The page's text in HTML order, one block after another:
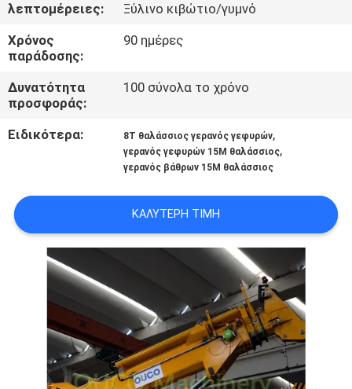
ΕΡΓΟΣΤΆΣΙΟ
ΈΛΕΓΧΟΣ
ΠΟΙΌΤΗΤΑΣ
ΥΠΟΘΈΣΕΙΣ
CONTACT
SITEMAP
ΠΟΛΙΤΙΚΉ
λεπτομέρειες:
Ξύλινο κιβώτιο/γυμνό
Χρόνος
παράδοσης:
90 ημέρες
Δυνατότητα
προσφοράς:
100 σύνολα το χρόνο
Ειδικότερα: 8T θαλάσσιος γερανός γεφυρών,
γερανός γεφυρών 15M θαλάσσιος,
γερανός βάθρων 15M θαλάσσιος
ΚΑΛΎΤΕΡΗ ΤΙΜΉ